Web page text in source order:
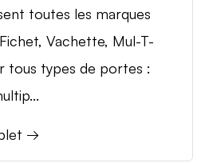
toutes les marques
Vachette, Mul-T-
tous types de portes :
→